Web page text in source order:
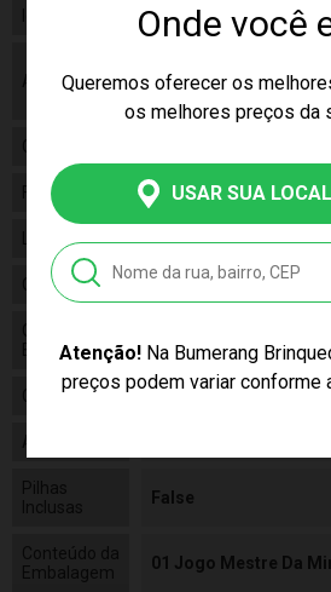
Onde você
Queremos oferecer os
os melhores preços da
USAR SUA
Atenção!Na Bumerang
preços podem variar conforme
07+
Aviso
mostradas acima e o
meramente
Gênero
Fabricante Copag
Brinquedo
Código 90938
Código de
Barras
Composição
Alimentação
Pilhas
Inclusas
False
Conteúdo da
Embalagem
01 Jogo Mestre Da